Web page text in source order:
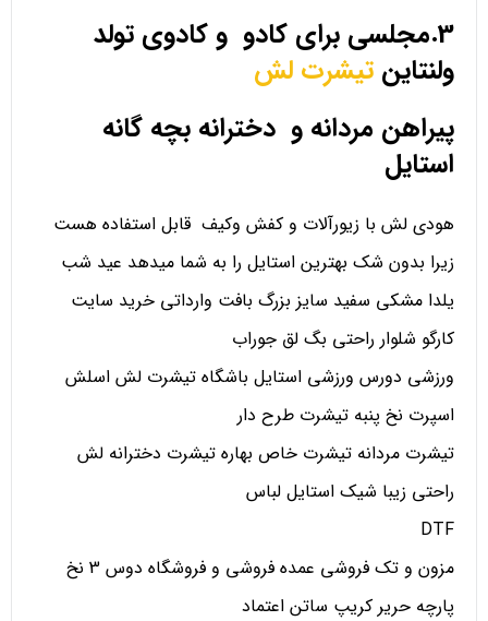
3.مجلسی برای کادو و کادوی تولد
ولنتاین تیشرت لش
پیراهن مردانه و دخترانه بچه گانه
استایل
هودی لش با زیورآلات و کفش وکیف قابل استفاده هست
زیرا بدون شک بهترین استایل را به شما میدهد عید شب
یلدا مشکی سفید سایز بزرگ بافت وارداتی خرید سایت
کارگو شلوار راحتی بگ لق جوراب
ورزشی دورس ورزشی استایل باشگاه تیشرت لش اسلش
اسپرت نخ پنبه تیشرت طرح دار
تیشرت مردانه تیشرت خاص بهاره تیشرت دخترانه لش
راحتی زیبا شیک استایل لباس
DTF
مزون و تک فروشی عمده فروشی و فروشگاه دوس 3 نخ
پارچه حریر کریپ ساتن اعتماد